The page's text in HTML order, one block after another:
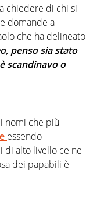
chiedere di chi si
domande a
che ha delineato
penso sia stato
scandinavo o
nomi che più
essendo
di alto livello ce ne
dei papabili è